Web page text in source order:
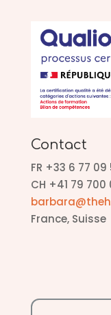
Contact
FR +33 6 77 09
CH +41 79 700
France, Suisse